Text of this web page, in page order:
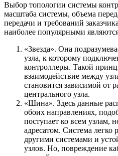
Выбор топологии системы
масштаба системы, объема
передачи и требований
наиболее популярными
«Звезда». Она
узла, к которому
контроллеры. Такой
взаимодействие между
становится зависимой от
центрального узла.
«Шина». Здесь данные
обоих направлениях,
поступает ко всем узлам,
адресатом. Система легко
другими системами и
узлов. Но, повреждение